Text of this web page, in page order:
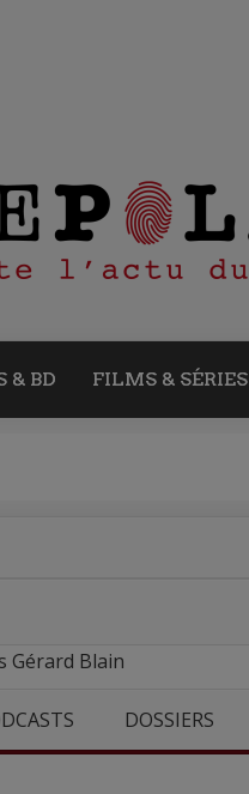
& BD FILMS & SÉRIES
Gérard Blain
DOSSIERS